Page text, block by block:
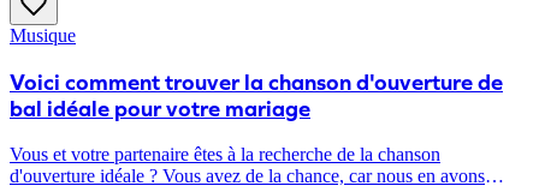
d'atmosphère ? House of Weddings vous explique pourquoi il faut le
faire !
Musique
Voici comment trouver la chanson d'ouverture de
bal idéale pour votre mariage
Vous et votre partenaire êtes à la recherche de la chanson
d'ouverture idéale ? Vous avez de la chance, car nous en avons